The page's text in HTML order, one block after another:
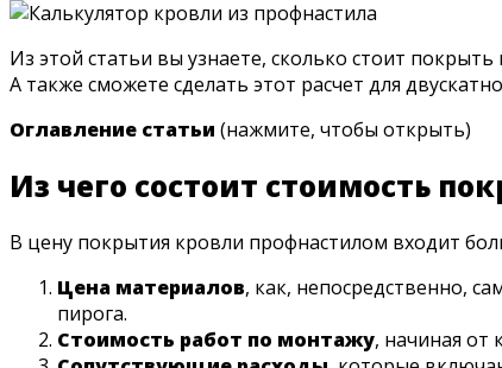
Из этой статьи вы узнаете, сколько стоит
А также сможете сделать этот расчет для
Оглавление статьи (нажмите, чтобы открыть)
Из чего состоит стоимость
В цену покрытия кровли профнастилом входит
Цена материалов, как, непосредственно,
пирога.
Стоимость работ по монтажу, начиная от